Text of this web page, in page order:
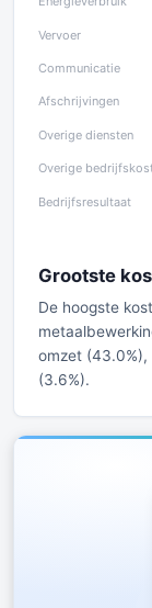
Grootste
De hoogste
omzet (43.0%),
(3.6%).